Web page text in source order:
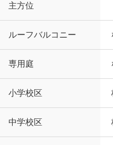
主方位
ルーフバルコニー
専用庭
小学校区
中学校区